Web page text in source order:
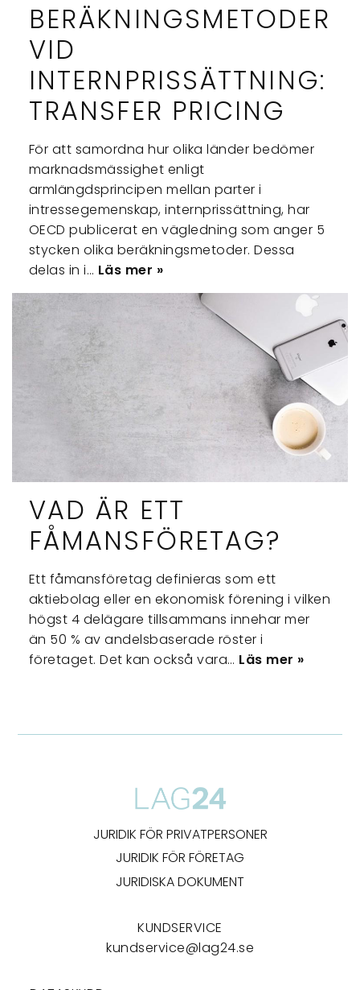
BERÄKNINGSMETODER
VID
INTERNPRISSÄTTNING:
TRANSFER PRICING
För att samordna hur olika länder bedömer
marknadsmässighet enligt
armlängdsprincipen mellan parter i
intressegemenskap, internprissättning, har
OECD publicerat en vägledning som anger 5
stycken olika beräkningsmetoder. Dessa
delas in i… Läs mer »
VAD ÄR ETT
FÅMANSFÖRETAG?
Ett fåmansföretag definieras som ett
aktiebolag eller en ekonomisk förening i vilken
högst 4 delägare tillsammans innehar mer
än 50 % av andelsbaserade röster i
företaget. Det kan också vara… Läs mer »
JURIDIK FÖR PRIVATPERSONER
JURIDIK FÖR FÖRETAG
JURIDISKA DOKUMENT
KUNDSERVICE
kundservice@lag24.se